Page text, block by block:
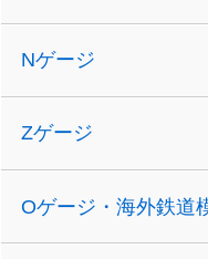
Nゲージ
Zゲージ
Oゲージ・海外鉄道